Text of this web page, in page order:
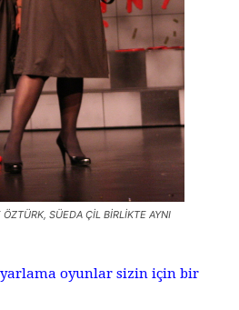
ÖZTÜRK, SÜEDA ÇİL BİRLİKTE AYNI
oyunlar sizin için bir